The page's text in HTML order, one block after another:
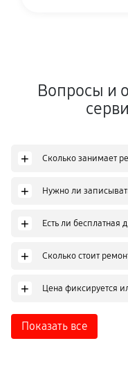
Вопросы и
+ Сколько занимает
+ Нужно ли
+ Есть ли бесплатная
+ Сколько стоит
+ Цена фиксируется
Показать все